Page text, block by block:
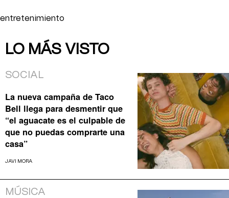
entretenimiento
LO MÁS VISTO
SOCIAL
La nueva campaña de Taco
Bell llega para desmentir que
“el aguacate es el culpable de
que no puedas comprarte una
casa”
JAVI MORA
MÚSICA